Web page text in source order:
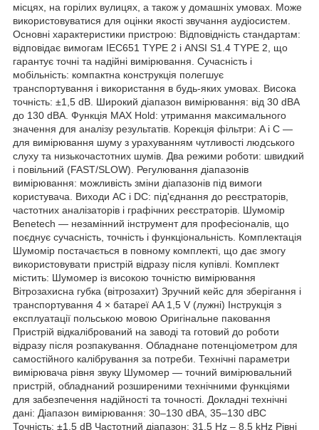
місцях, на горілих вулицях, а також у домашніх умовах. Може
використовуватися для оцінки якості звучання аудіосистем.
Основні характеристики пристрою: Відповідність стандартам:
відповідає вимогам IEC651 TYPE 2 і ANSI S1.4 TYPE 2, що
гарантує точні та надійні вимірювання. Сучасність і
мобільність: компактна конструкція полегшує
транспортування і використання в будь-яких умовах. Висока
точність: ±1,5 dB. Широкий діапазон вимірювання: від 30 dBA
до 130 dBA. Функція MAX Hold: утримання максимального
значення для аналізу результатів. Корекція фільтри: A і C —
для вимірювання шуму з урахуванням чутливості людського
слуху та низькочастотних шумів. Два режими роботи: швидкий
і повільний (FAST/SLOW). Регулювання діапазонів
вимірювання: можливість зміни діапазонів під вимоги
користувача. Виходи AC і DC: під'єднання до реєстраторів,
частотних аналізаторів і графічних реєстраторів. Шумомір
Benetech — незамінний інструмент для професіоналів, що
поєднує сучасність, точність і функціональність. Комплектація
Шумомір постачається в повному комплекті, що дає змогу
використовувати пристрій відразу після купівлі. Комплект
містить: Шумомер із високою точністю вимірювання
Вітрозахисна губка (вітрозахит) Зручний кейс для зберігання і
транспортування 4 × батареї AA 1,5 V (лужні) Інструкція з
експлуатації польською мовою Оригінальне паковання
Пристрій відкалібрований на заводі та готовий до роботи
відразу після розпакування. Обладнане потенціометром для
самостійного калібрування за потреби. Технічні параметри
вимірювача рівня звуку Шумомер — точний вимірювальний
пристрій, обладнаний розширеними технічними функціями
для забезпечення надійності та точності. Докладні технічні
дані: Діапазон вимірювання: 30–130 dBA, 35–130 dBC
Точність: ±1,5 dB Частотний діапазон: 31,5 Hz – 8,5 kHz Рівні